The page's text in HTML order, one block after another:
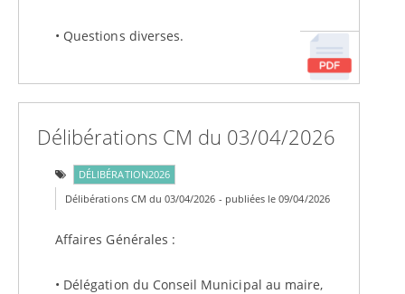
• Questions diverses.
Délibérations CM du 03/04/2026
DÉLIBÉRATION2026
Délibérations CM du 03/04/2026 - publiées le 09/04/2026
Affaires Générales :
• Délégation du Conseil Municipal au maire,